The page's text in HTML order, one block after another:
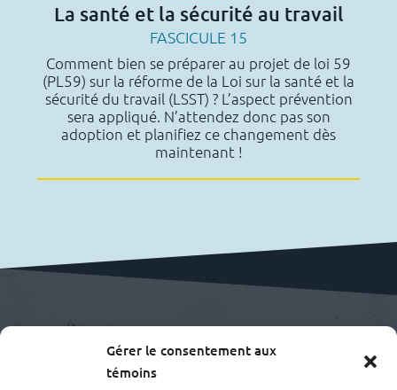
Gérer le consentement aux
témoins
La santé et la sécurité au travail
FASCICULE 15
Comment bien se préparer au projet de loi 59
(PL59) sur la réforme de la Loi sur la santé et la
sécurité du travail (LSST) ? L’aspect prévention
sera appliqué. N’attendez donc pas son
adoption et planifiez ce changement dès
maintenant !
Demanded’information ?